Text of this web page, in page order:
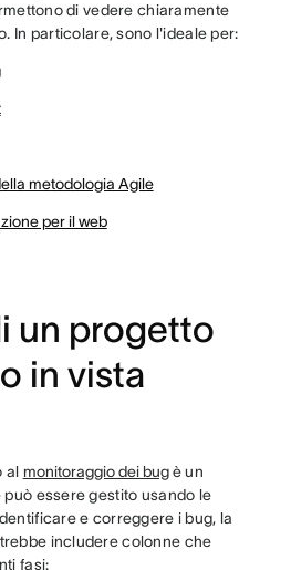
di vedere chiaramente
In particolare, sono l'ideale per:
metodologia Agile
per il web
un progetto
in vista
al monitoraggio dei bugè un
essere gestito usando le
e correggere i bug, la
includere colonne che
fasi: